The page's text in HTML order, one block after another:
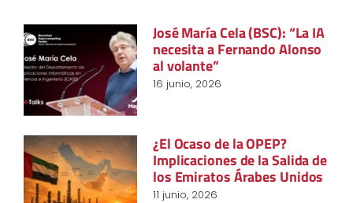
José María Cela (BSC): “La IA
necesita a Fernando Alonso
al volante”
16 junio, 2026
¿El Ocaso de la OPEP?
Implicaciones de la Salida de
los Emiratos Árabes Unidos
11 junio, 2026